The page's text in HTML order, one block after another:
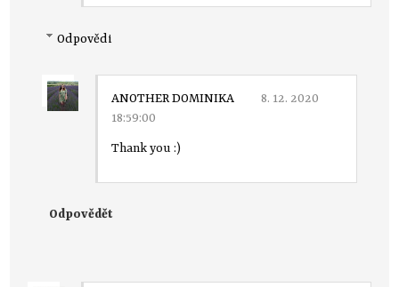
Odpovědi
ANOTHER DOMINIKA
8. 12. 2020
18:59:00
Thank you :)
Odpovědět